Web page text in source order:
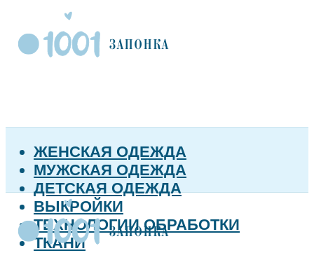
ЖЕНСКАЯ ОДЕЖДА
МУЖСКАЯ ОДЕЖДА
ДЕТСКАЯ ОДЕЖДА
ВЫКРОЙКИ
ТЕХНОЛОГИИ ОБРАБОТКИ
ТКАНИ